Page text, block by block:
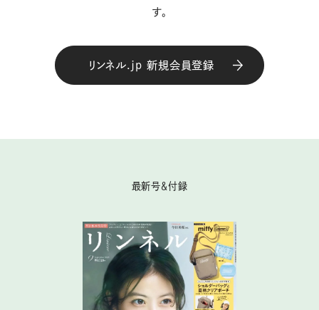
す。
リンネル.jp 新規会員登録
最新号＆付録